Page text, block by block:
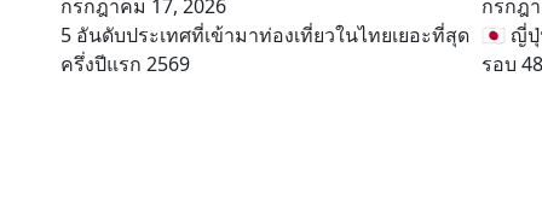
กรกฎาคม 17, 2026
5 อันดับประเทศที่เข้ามาท่องเที่ยวในไทยเยอะที่สุด
ครึ่งปีแรก 2569
กรกฎ
🇯🇵 ญี่ปุ่
รอบ